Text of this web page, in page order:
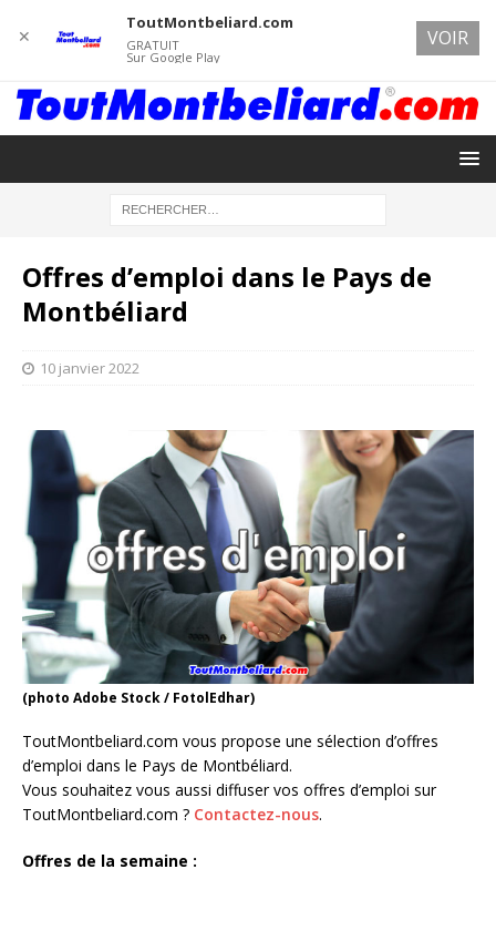
Offres d’emploi dans le Pays de
Montbéliard
10 janvier 2022
(photo Adobe Stock / FotolEdhar)
ToutMontbeliard.com vous propose une sélection d’offres
d’emploi dans le Pays de Montbéliard.
Vous souhaitez vous aussi diffuser vos offres d’emploi sur
ToutMontbeliard.com ? Contactez-nous.
Offres de la semaine :
✕
ToutMontbeliard.com
GRATUIT
Sur Google Play
VOIR